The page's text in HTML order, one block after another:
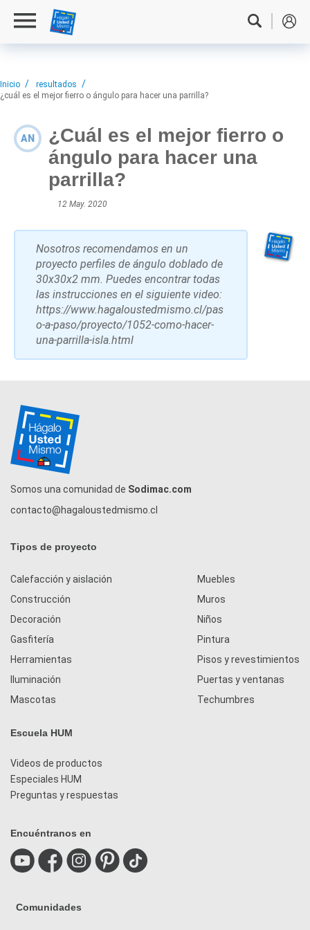
Inicio
resultados
¿cuál es el mejor fierro o ángulo para hacer una parrilla?
AN
¿Cuál es el mejor fierro o
ángulo para hacer una
parrilla?
12 May. 2020
Nosotros recomendamos en un
proyecto perfiles de ángulo doblado de
30x30x2 mm. Puedes encontrar todas
las instrucciones en el siguiente video:
https://www.hagaloustedmismo.cl/pas
o-a-paso/proyecto/1052-como-hacer-
una-parrilla-isla.html
Somos una comunidad de Sodimac.com
contacto@hagaloustedmismo.cl
Tipos de proyecto
Calefacción y aislación
Construcción
Decoración
Gasfitería
Herramientas
Iluminación
Mascotas
Muebles
Muros
Niños
Pintura
Pisos y revestimientos
Puertas y ventanas
Techumbres
Escuela HUM
Videos de productos
Especiales HUM
Preguntas y respuestas
Encuéntranos en
Comunidades